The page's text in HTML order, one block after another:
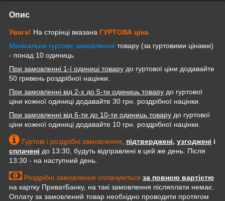
Опис
Увага! На сторінці вказана ГУРТОВА ціна
Мінімальне гуртове замовлення товару (за гуртовими цінами)
- понад 10 одиниць.
При замовленні 1-ї одиниці товару до гуртової ціни додавайте
50 гривень роздрібної націнки.
При замовленні від 2-х до 5-ти одиниць товару до гуртової
ціни кожної одиниці додавайте 30 грн. роздрібної націнки.
При замовленні від 6-ти до 10-ти одиниць товару до гуртової
ціни кожної одиниці додавайте 10 грн. роздрібної націнки.
Гуртові і роздрібні замовлення підтверджені, узгоджені і
сплачені до 13:30, будуть відправлені в цей же день. Після
13:30 - на наступний день.
Роздрібні замовлення оплачуються за повною вартістю
на картку ПриватБанку, на такі замовлення післяплати немає.
Оплату за замовлений товар необхідно проводити протягом